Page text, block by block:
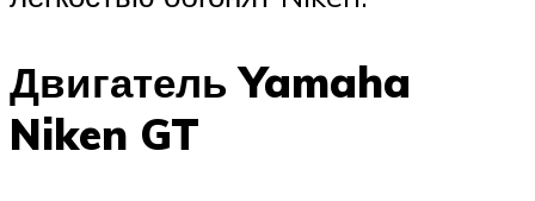
Двигатель Yamaha
Niken GT